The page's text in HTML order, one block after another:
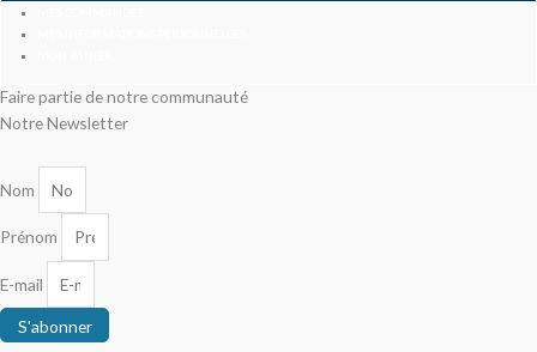
Faire partie de notre communauté
Notre Newsletter
Nom
Prénom
E-mail
S'abonner